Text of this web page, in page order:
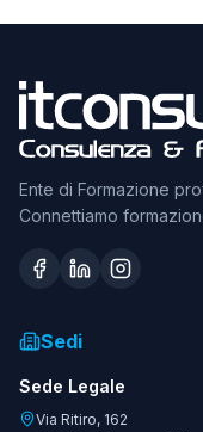
Ente di Formazione
Connettiamo
Sedi
Sede Legale
Via Ritiro, 162